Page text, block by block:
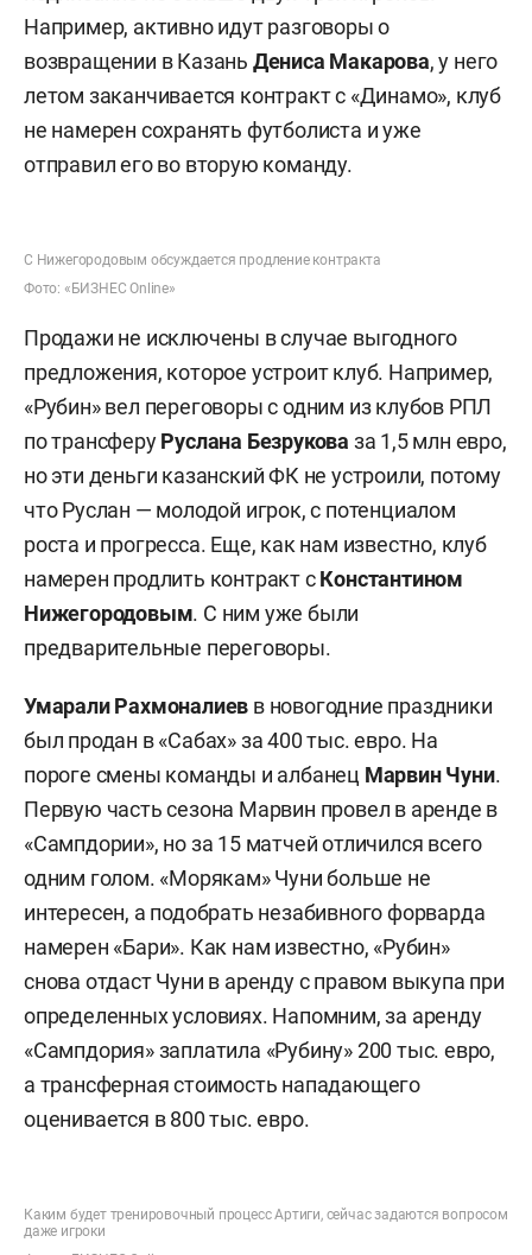
Например, активно идут разговоры о
возвращении в Казань Дениса Макарова, у него
летом заканчивается контракт с «Динамо», клуб
не намерен сохранять футболиста и уже
отправил его во вторую команду.
С Нижегородовым обсуждается продление контракта
Фото: «БИЗНЕС Online»
Продажи не исключены в случае выгодного
предложения, которое устроит клуб. Например,
«Рубин» вел переговоры с одним из клубов РПЛ
по трансферуРуслана Безрукова за 1,5 млн евро,
но эти деньги казанский ФК не устроили, потому
что Руслан — молодой игрок, с потенциалом
роста и прогресса. Еще, как нам известно, клуб
намерен продлить контракт сКонстантином
Нижегородовым. С ним уже были
предварительные переговоры.
Умарали Рахмоналиев в новогодние праздники
был продан в «Сабах» за 400 тыс. евро. На
пороге смены команды и албанец Марвин Чуни.
Первую часть сезона Марвин провел в аренде в
«Сампдории», но за 15 матчей отличился всего
одним голом. «Морякам» Чуни больше не
интересен, а подобрать незабивного форварда
намерен «Бари». Как нам известно, «Рубин»
снова отдаст Чуни в аренду с правом выкупа при
определенных условиях. Напомним, за аренду
«Сампдория» заплатила «Рубину» 200 тыс. евро,
а трансферная стоимость нападающего
оценивается в 800 тыс. евро.
Каким будет тренировочный процесс Артиги, сейчас задаются вопросом
даже игроки